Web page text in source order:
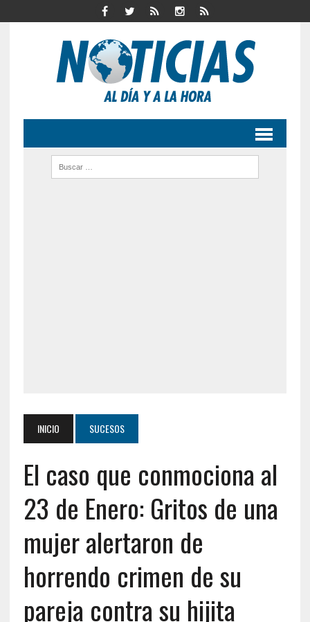
INICIO SUCESOS
El caso que conmociona al
23 de Enero: Gritos de una
mujer alertaron de
horrendo crimen de su
pareja contra su hijita